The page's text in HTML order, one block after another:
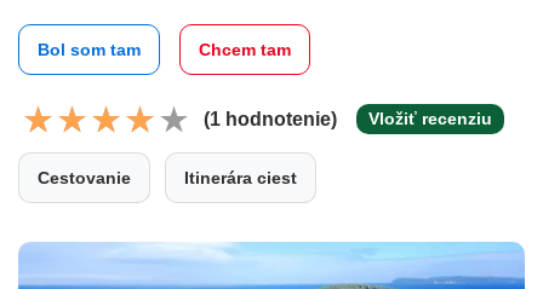
Bol som tam Chcem tam
(1 hodnotenie) Vložiť recenziu
Cestovanie Itinerára ciest